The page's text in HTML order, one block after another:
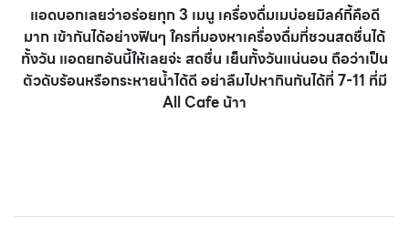
แอดบอกเลยว่าอร่อยทุก 3 เมนู เครื่องดื่มเมบ่อยมิลค์กี้คือดี
มาก เข้ากันได้อย่างฟินๆ ใครที่มองหาเครื่องดื่มที่ชวนสดชื่นได้
ทั้งวัน แอดยกอันนี้ให้เลยจ่ะ สดชื่น เย็นทั้งวันแน่นอน ถือว่าเป็น
ตัวดับร้อนหรือกระหายน้ำได้ดี อย่าลืมไปหากินกันได้ที่ 7-11 ที่มี
All Cafe น้าา